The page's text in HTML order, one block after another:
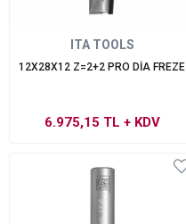
ITA TOOLS
12X28X12 Z=2+2 PRO DİA FREZE
6.975,15 TL + KDV